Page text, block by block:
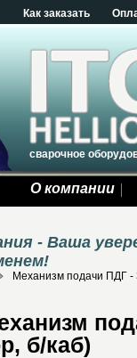
Как заказать
сварочное
О компании
- Ваша
Механизм подачи ПДГ -
б/каб)